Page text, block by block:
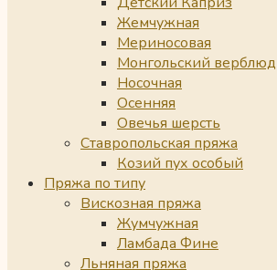
Жемчужная
Мериносовая
Монгольский верблюд
Носочная
Осенняя
Овечья шерсть
Ставропольская пряжа
Козий пух особый
Пряжа по типу
Вискозная пряжа
Жумчужная
Ламбада Фине
Льняная пряжа